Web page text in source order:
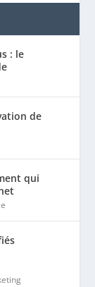
: le
de
qui